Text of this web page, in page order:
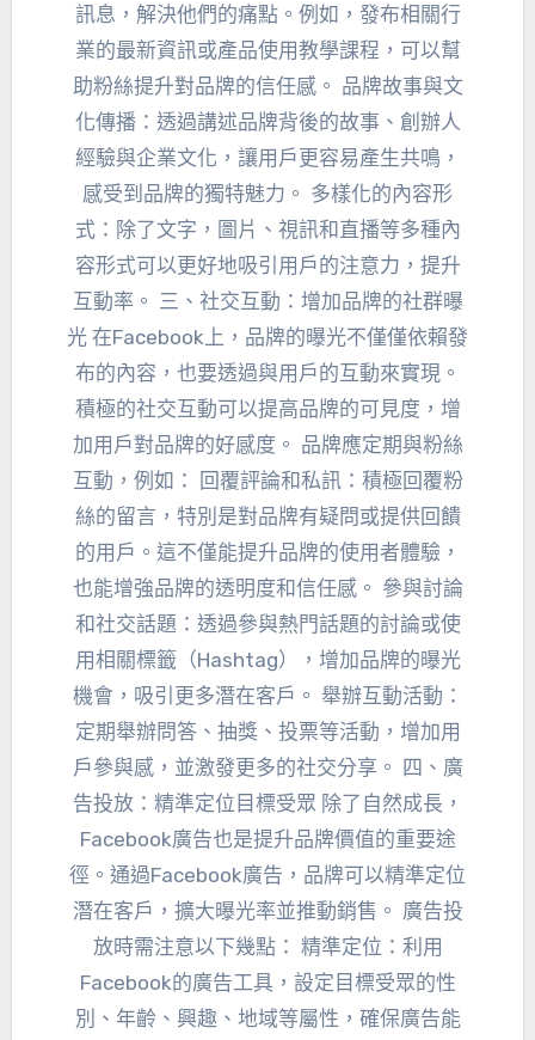
訊息，解決他們的痛點。例如，發布相關行
業的最新資訊或產品使用教學課程，可以幫
助粉絲提升對品牌的信任感。 品牌故事與文
化傳播：透過講述品牌背後的故事、創辦人
經驗與企業文化，讓用戶更容易產生共鳴，
感受到品牌的獨特魅力。 多樣化的內容形
式：除了文字，圖片、視訊和直播等多種內
容形式可以更好地吸引用戶的注意力，提升
互動率。 三、社交互動：增加品牌的社群曝
光 在Facebook上，品牌的曝光不僅僅依賴發
布的內容，也要透過與用戶的互動來實現。
積極的社交互動可以提高品牌的可見度，增
加用戶對品牌的好感度。 品牌應定期與粉絲
互動，例如： 回覆評論和私訊：積極回覆粉
絲的留言，特別是對品牌有疑問或提供回饋
的用戶。這不僅能提升品牌的使用者體驗，
也能增強品牌的透明度和信任感。 參與討論
和社交話題：透過參與熱門話題的討論或使
用相關標籤（Hashtag），增加品牌的曝光
機會，吸引更多潛在客戶。 舉辦互動活動：
定期舉辦問答、抽獎、投票等活動，增加用
戶參與感，並激發更多的社交分享。 四、廣
告投放：精準定位目標受眾 除了自然成長，
Facebook廣告也是提升品牌價值的重要途
徑。通過Facebook廣告，品牌可以精準定位
潛在客戶，擴大曝光率並推動銷售。 廣告投
放時需注意以下幾點： 精準定位：利用
Facebook的廣告工具，設定目標受眾的性
別、年齡、興趣、地域等屬性，確保廣告能